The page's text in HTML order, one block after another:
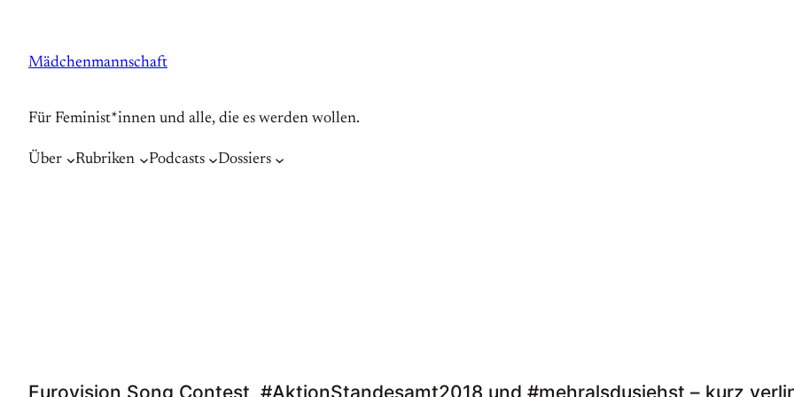
springen
Mädchenmannschaft
Für Feminist*innen und alle, die es werden wollen.
Über Rubriken Podcasts Dossiers
Eurovision Song Contest, #AktionStandesamt2018 und #mehralsdusiehst – kurz